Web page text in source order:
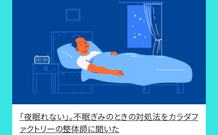
「夜眠れない」。不眠ぎみのときの対処法をカラダフ
ァクトリーの整体師に聞いた